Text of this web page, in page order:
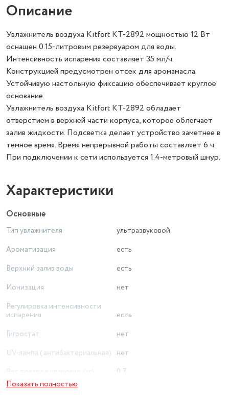
Описание
Увлажнитель воздуха Kitfort КТ-2892 мощностью 12 Вт
оснащен 0.15-литровым резервуаром для воды.
Интенсивность испарения составляет 35 мл/ч.
Конструкцией предусмотрен отсек для аромамасла.
Устойчивую настольную фиксацию обеспечивает круглое
основание.
Увлажнитель воздуха Kitfort КТ-2892 обладает
отверстием в верхней части корпуса, которое облегчает
залив жидкости. Подсветка делает устройство заметнее в
темное время. Время непрерывной работы составляет 6 ч.
При подключении к сети используется 1.4-метровый шнур.
Характеристики
Основные
Тип увлажнителя
ультразвуковой
Ароматизация
есть
Верхний залив воды
есть
Ионизация
нет
Регулировка интенсивности
испарения
есть
Гигростат
нет
UV-лампа ( антибактериальная) нет
0.7
Показать полностью